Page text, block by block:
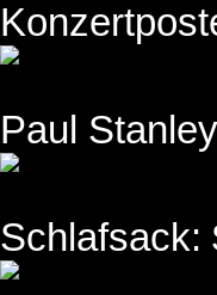
Paul
Schlafsack: